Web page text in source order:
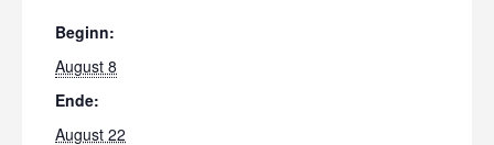
Beginn:
August 8
Ende:
August 22